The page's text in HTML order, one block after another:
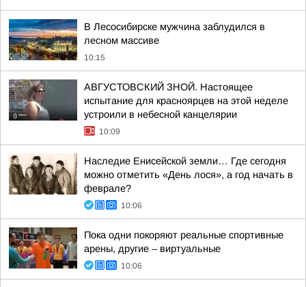
В Лесосибирске мужчина заблудился в
лесном массиве
10:15
АВГУСТОВСКИЙ ЗНОЙ. Настоящее
испытание для красноярцев на этой неделе
устроили в небесной канцелярии
10:09
Наследие Енисейской земли… Где сегодня
можно отметить «День лося», а год начать в
феврале?
10:06
Пока одни покоряют реальные спортивные
арены, другие – виртуальные
10:06